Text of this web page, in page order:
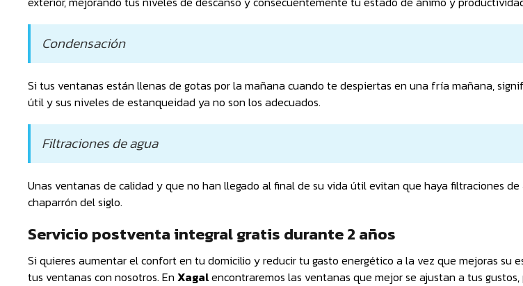
Condensación
Si tus ventanas están llenas de gotas por la mañana cuando te despiertas en una fría mañana,
útil y sus niveles de estanqueidad ya no son los adecuados.
Filtraciones de agua
Unas ventanas de calidad y que no han llegado al final de su vida útil evitan que haya filtraciones
chaparrón del siglo.
Servicio postventa integral gratis durante 2 años
Si quieres aumentar el confort en tu domicilio y reducir tu gasto energético a la vez que mejoras su
tus ventanas con nosotros. EnXagalencontraremos las ventanas que mejor se ajustan a tus